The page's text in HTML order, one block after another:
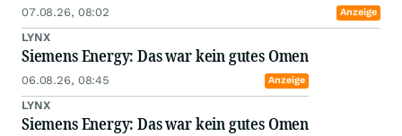
07.08.26, 08:02 Anzeige
LYNX
Siemens Energy: Das war kein gutes Omen
06.08.26, 08:45 Anzeige
LYNX
Siemens Energy: Das war kein gutes Omen